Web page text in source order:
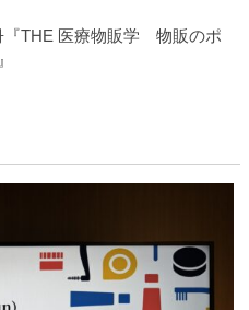
『THE 医療物販学 物販のポ